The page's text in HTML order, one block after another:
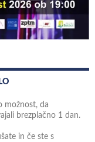
možnost, da
brezplačno 1 dan.
in če ste s